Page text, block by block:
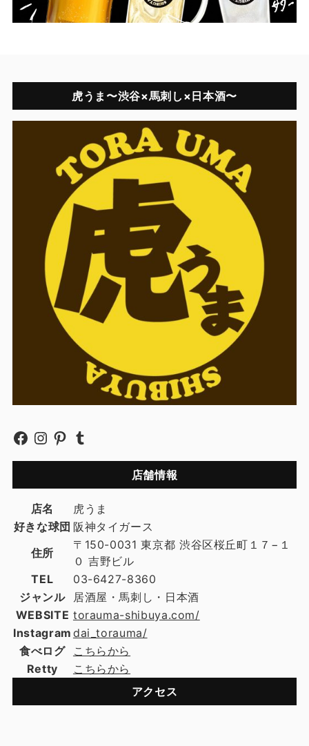
虎うま〜渋谷×馬刺し×日本酒〜
店舗情報
店名
虎うま
好きな球団 阪神タイガース
住所
〒150-0031 東京都 渋谷区桜丘町１７−１
０ 吉野ビル
TEL
03-6427-8360
ジャンル
居酒屋・馬刺し・日本酒
WEBSITE torauma-shibuya.com/
Instagram dai_torauma/
食べログ
こちらから
Retty
こちらから
アクセス